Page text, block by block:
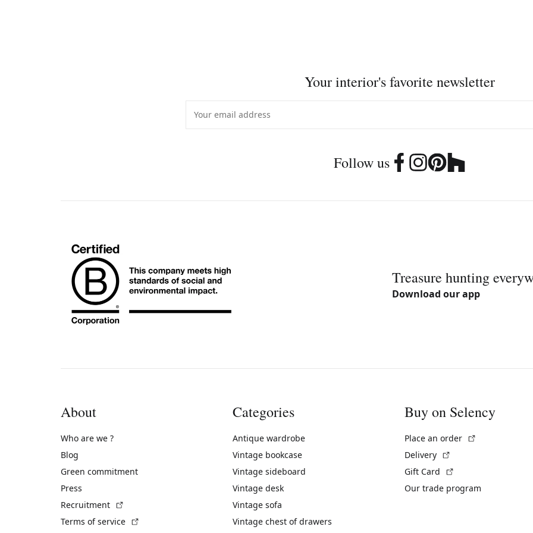
Your interior's favorite newsletter
Follow us
Treasure hunting
Download our app
About
Who are we ?
Blog
Green commitment
Press
Recruitment
Terms of service
Categories
Antique wardrobe
Vintage bookcase
Vintage sideboard
Vintage desk
Vintage sofa
Vintage chest of drawers
Buy on Selency
Place an order
Delivery
Gift Card
Our trade program